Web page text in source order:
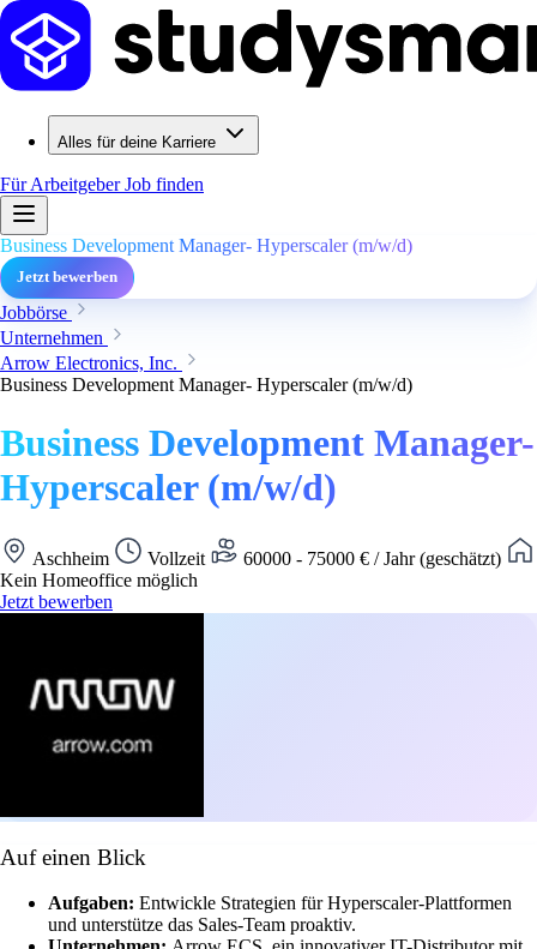
Alles für deine Karriere
Für ArbeitgeberJob finden
Business Development Manager- Hyperscaler (m/w/d)
Jetzt bewerben
Jobbörse
Unternehmen
Arrow Electronics, Inc.
Business Development Manager- Hyperscaler (m/w/d)
Business Development Manager-
Hyperscaler (m/w/d)
Aschheim Vollzeit
60000 - 75000 € / Jahr (geschätzt)
Kein Homeoffice möglich
Jetzt bewerben
Auf einen Blick
Aufgaben: Entwickle Strategien für Hyperscaler-Plattformen
und unterstütze das Sales-Team proaktiv.